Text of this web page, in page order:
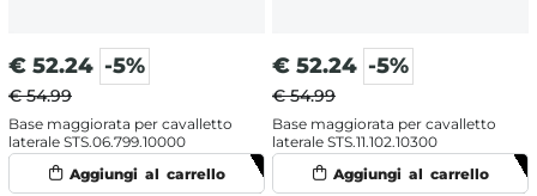
€ 52.24 -5%
€ 54.99
Base maggiorata per cavalletto
laterale STS.06.799.10000
€ 52.24 -5%
€ 54.99
Base maggiorata per cavalletto
laterale STS.11.102.10300